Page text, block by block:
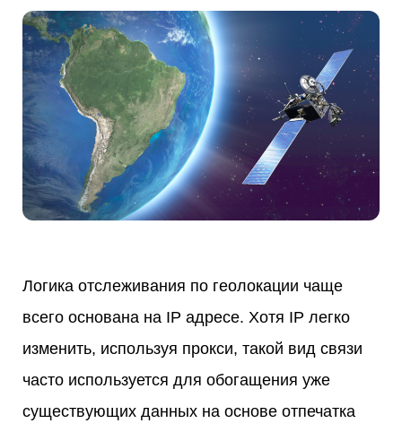
Логика отслеживания по геолокации чаще
всего основана на IP адресе. Хотя IP легко
изменить, используя прокси, такой вид связи
часто используется для обогащения уже
существующих данных на основе отпечатка